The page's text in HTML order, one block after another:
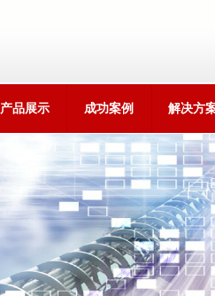
产品展示 成功案例 解决方